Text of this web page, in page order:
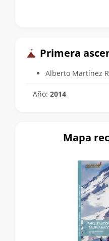
Primera
Alberto Martínez
Año: 2014
Mapa